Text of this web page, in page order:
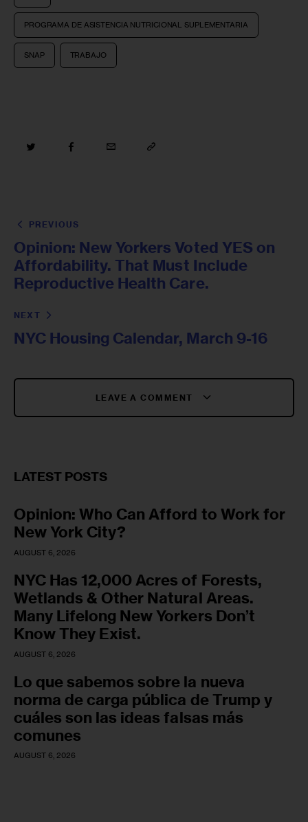
PROGRAMA DE ASISTENCIA NUTRICIONAL SUPLEMENTARIA
SNAP TRABAJO
PREVIOUS
Opinion: New Yorkers Voted YES on
Affordability. That Must Include
Reproductive Health Care.
NEXT
NYC Housing Calendar, March 9-16
LEAVE A COMMENT
LATEST POSTS
Opinion: Who Can Afford to Work for
New York City?
AUGUST 6, 2026
NYC Has 12,000 Acres of Forests,
Wetlands & Other Natural Areas.
Many Lifelong New Yorkers Don’t
Know They Exist.
AUGUST 6, 2026
Lo que sabemos sobre la nueva
norma de carga pública de Trump y
cuáles son las ideas falsas más
comunes
AUGUST 6, 2026